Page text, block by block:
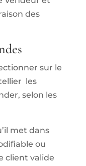
des
sur le
les
selon les
met dans
ou
client valide